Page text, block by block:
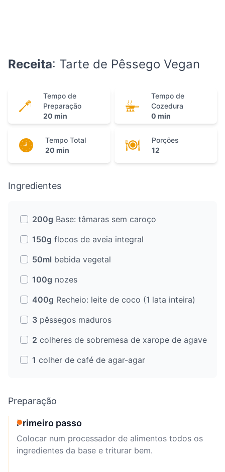
Receita: Tarte de Pêssego Vegan
Tempo de
Preparação
20 min
Tempo de
Cozedura
0 min
Tempo Total
20 min
Porções
12
Ingredientes
200g Base: tâmaras sem caroço
150g flocos de aveia integral
50ml bebida vegetal
100g nozes
400g Recheio: leite de coco (1 lata inteira)
3 pêssegos maduros
2 colheres de sobremesa de xarope de agave
1 colher de café de agar-agar
Preparação
Primeiro passo
Colocar num processador de alimentos todos os
ingredientes da base e triturar bem.